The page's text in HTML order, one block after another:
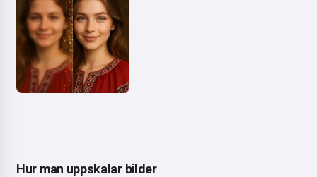
Hur man uppskalar bilder